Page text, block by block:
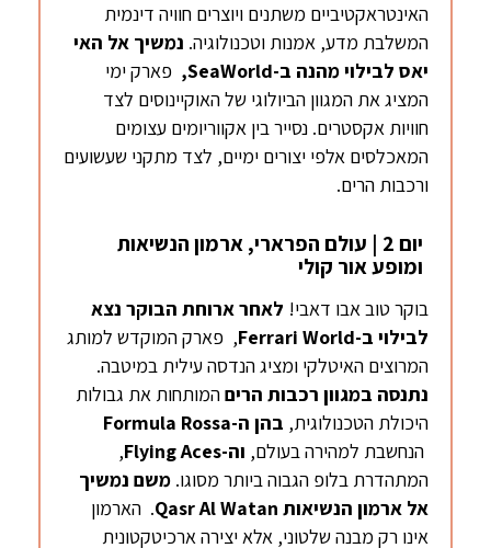
האינטראקטיביים משתנים ויוצרים חוויה דינמית
המשלבת מדע, אמנות וטכנולוגיה. נמשיך אל האי
יאס לבילוי מהנה ב-SeaWorld
, פארק ימי
המציג את המגוון הביולוגי של האוקיינוסים לצד
חוויות אקסטרים. נסייר בין אקווריומים עצומים
המאכלסים אלפי יצורים ימיים, לצד מתקני שעשועים
ורכבות הרים.
יום 2 | עולם הפרארי, ארמון הנשיאות
ומופע אור קולי
בוקר טוב אבו דאבי! לאחר ארוחת הבוקר נצא
לבילוי ב-Ferrari World, פארק המוקדש למותג
המרוצים האיטלקי ומציג הנדסה עילית במיטבה.
נתנסה במגוון רכבות הריםהמותחות את גבולות
היכולת הטכנולוגית, בהן ה- Formula Rossa
הנחשבת למהירה בעולם, וה-Flying Aces
,
המתהדרת בלופ הגבוה ביותר מסוגו.משם נמשיך
אל ארמון הנשיאות
Qasr AlWatan
. הארמון
אינו רק מבנה שלטוני, אלא יצירה ארכיטקטונית